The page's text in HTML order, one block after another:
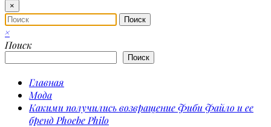
×
×
Поиск
Поиск
Главная
Мода
Какими получились возвращение Фиби Файло и ее
бренд Phoebe Philo